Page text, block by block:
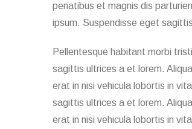
penatibus et magnis dis
ipsum. Suspendisse eget
Pellentesque habitant morbi
sagittis ultrices a et lorem.
erat in nisi vehicula lobortis in
sagittis ultrices a et lorem.
erat in nisi vehicula lobortis in